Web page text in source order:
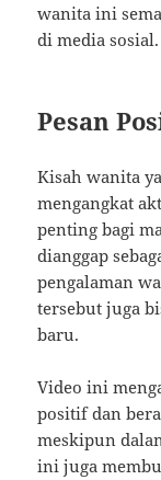
wanita ini
di media sosial.
Pesan
Kisah wanita
mengangkat
penting bagi
dianggap
pengalaman
tersebut juga
baru.
Video ini
positif dan
meskipun
ini juga